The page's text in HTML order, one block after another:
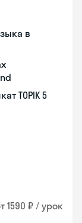
в
TOPIK 5
1590 ₽ / урок